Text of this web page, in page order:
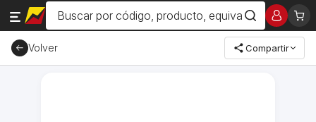
Volver Compartir